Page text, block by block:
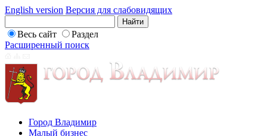
English version Версия для слабовидящих
Весь сайт
Раздел
Расширенный поиск
Город Владимир
Малый бизнес